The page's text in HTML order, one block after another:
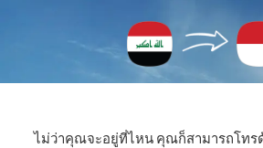
ไม่ว่าคุณจะอยู่ที่ไหน คุณก็สามารถโทร